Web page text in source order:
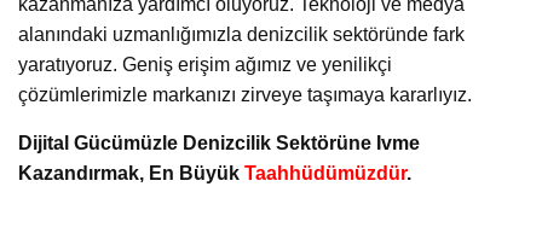
kazanmanıza yardımcı oluyoruz. Teknoloji ve medya
alanındaki uzmanlığımızla denizcilik sektöründe fark
yaratıyoruz. Geniş erişim ağımız ve yenilikçi
çözümlerimizle markanızı zirveye taşımaya kararlıyız.
Dijital Gücümüzle Denizcilik Sektörüne Ivme
Kazandırmak, En Büyük Taahhüdümüzdür.